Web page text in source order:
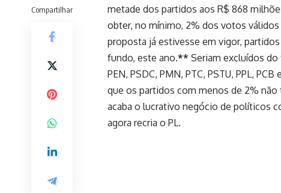
Compartilhar
metade dos partidos aos R$ 868
obter, no mínimo, 2% dos votos válidos
proposta já estivesse em vigor,
fundo, este ano.** Seriam excluídos do
PEN, PSDC, PMN, PTC, PSTU, PPL, PCB
que os partidos com menos de 2%
acaba o lucrativo negócio de políticos
agora recria o PL.